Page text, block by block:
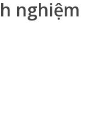
nghiệm